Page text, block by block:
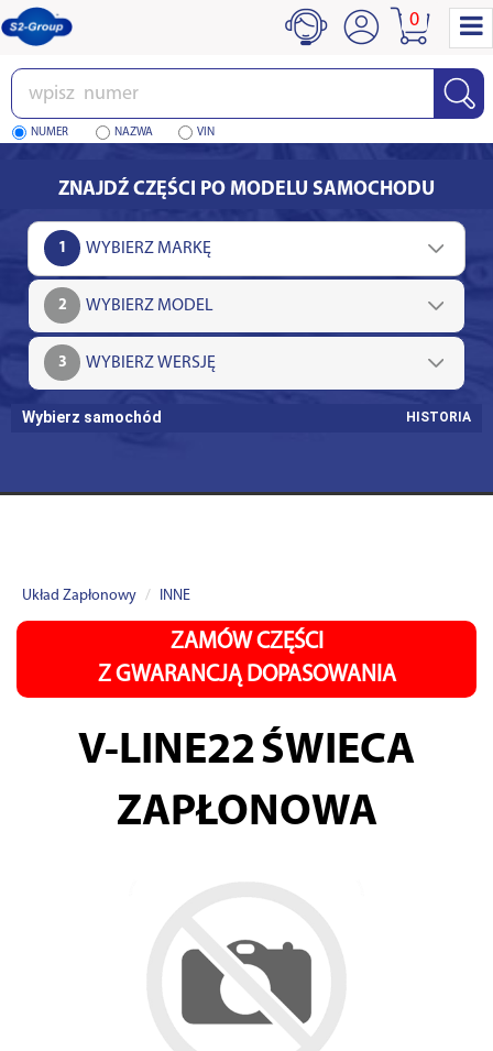
Wpisz
numer
NUMER NAZWA VIN
0
ZNAJDŹ CZĘŚCI PO MODELU SAMOCHODU
1
2
3
Wybierz samochód HISTORIA
Układ Zapłonowy INNE
ZAMÓW CZĘŚCI
Z GWARANCJĄ DOPASOWANIA
V-LINE22ŚWIECA
ZAPŁONOWA